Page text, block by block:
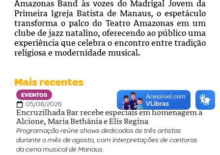
Amazonas Band às vozes do Madrigal Jovem da
Primeira Igreja Batista de Manaus, o espetáculo
transforma o palco do Teatro Amazonas em um
clube de jazz natalino, oferecendo ao público uma
experiência que celebra o encontro entre tradição
religiosa e modernidade musical.
Mais recentes
EVENTOS
05/08/2026
Encruzilhada Bar recebe especiais em homenagem a
Alcione, Maria Bethânia e Elis Regina
Programação reúne shows dedicados às três artistas
durante o mês de agosto, com interpretações de cantoras
da cena musical de Manaus.